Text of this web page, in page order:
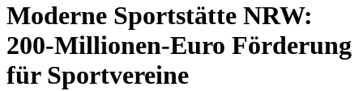
Moderne Sportstätte NRW:
200-Millionen-Euro Förderung
für Sportvereine